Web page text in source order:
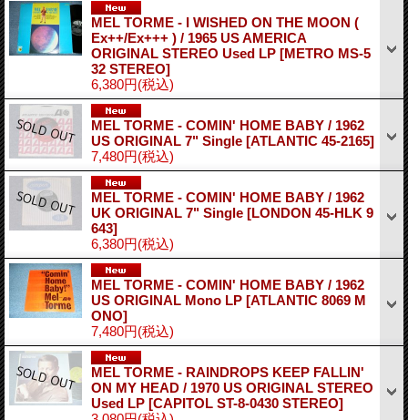
MEL TORME - I WISHED ON THE MOON (
Ex++/Ex+++ ) / 1965 US AMERICA
ORIGINAL STEREO Used LP [METRO MS-5
32 STEREO]
6,380円(税込)
MEL TORME - COMIN' HOME BABY / 1962
US ORIGINAL 7" Single [ATLANTIC 45-2165]
7,480円(税込)
MEL TORME - COMIN' HOME BABY / 1962
UK ORIGINAL 7" Single [LONDON 45-HLK 9
643]
6,380円(税込)
MEL TORME - COMIN' HOME BABY / 1962
US ORIGINAL Mono LP [ATLANTIC 8069 M
ONO]
7,480円(税込)
MEL TORME - RAINDROPS KEEP FALLIN'
ON MY HEAD / 1970 US ORIGINAL STEREO
Used LP [CAPITOL ST-8-0430 STEREO]